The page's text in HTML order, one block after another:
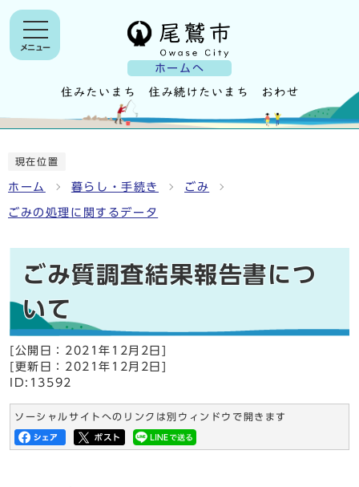
ホームへ
メニュー
現在位置
ホーム 暮らし・手続き ごみ
ごみの処理に関するデータ
ごみ質調査結果報告書につ
いて
[公開日： 2021年12月2日
[更新日： 2021年12月2日
ID:13592
ソーシャルサイトへのリンクは別ウィンドウで開きます